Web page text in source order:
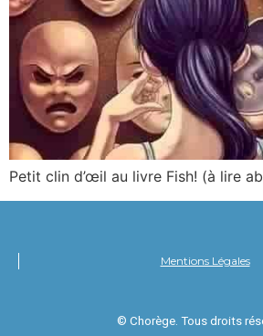
Petit clin d’œil au livre Fish! (à lire
Mentions Légales
© Chorège. Tous droits